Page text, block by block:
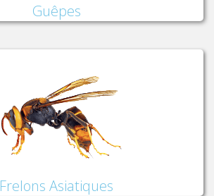
Guêpes
Frelons Asiatiques